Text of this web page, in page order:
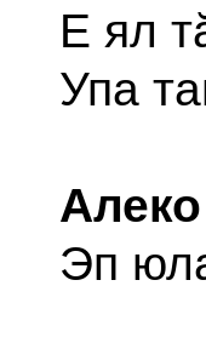
Е ял
Упа
Алеко
Эп